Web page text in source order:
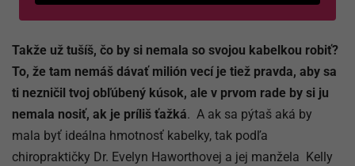
Takže už tušíš, čo by si nemala so svojou kabelkou robiť?
To, že tam nemáš dávať milión vecí je tiež pravda, aby sa
ti nezničil tvoj obľúbený kúsok, ale v prvom rade by si ju
nemala nosiť, ak je príliš ťažká. A ak sa pýtaš aká by
mala byť ideálna hmotnosť kabelky, tak podľa
chiropraktičky Dr. Evelyn Haworthovej a jej manžela Kelly